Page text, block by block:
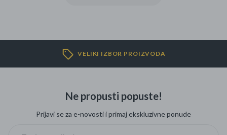
VELIKI IZBOR PROIZVODA
Ne propusti popuste!
Prijavi se za e-novosti i primaj ekskluzivne ponude